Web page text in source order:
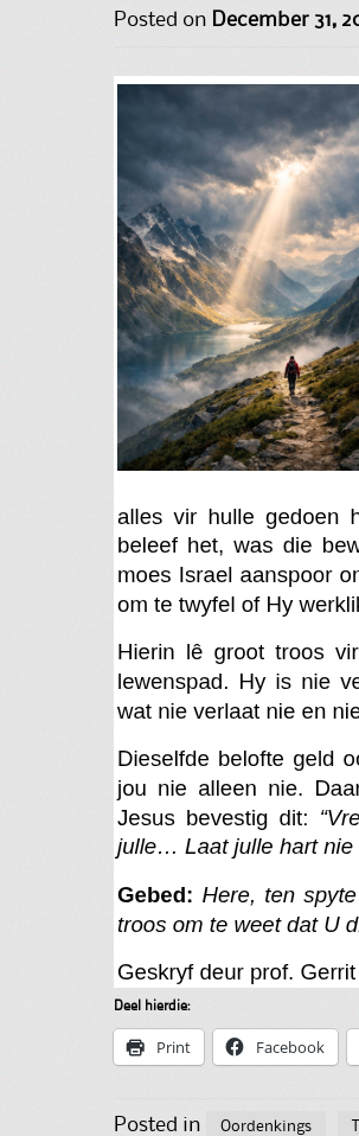
Posted on December 31,
Deel hierdie:
Print Facebook
Posted in Oordenkings